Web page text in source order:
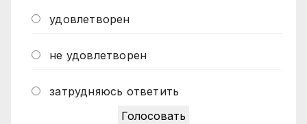
удовлетворен
не удовлетворен
затрудняюсь ответить